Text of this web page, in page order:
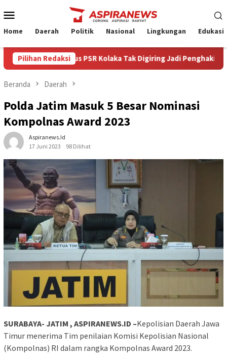
ke
Mobile
Home Daerah Politik Nasional Lingkungan Edukasi
Pilihan Redaksi
Minta Kasus PSR Kolaka Tak Digiring Jadi Penghakiman
Beranda Daerah
Polda Jatim Masuk 5 Besar Nominasi
Kompolnas Award 2023
Aspiranews.id
17 Juni 2023
98 Dilihat
SURABAYA- JATIM , ASPIRANEWS.ID –Kepolisian Daerah Jawa
Timur menerima Tim penilaian Komisi Kepolisian Nasional
(Kompolnas) RI dalam rangka Kompolnas Award 2023.